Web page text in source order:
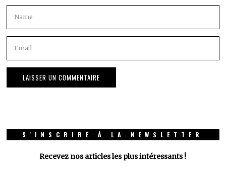
S'INSCRIRE À LA NEWSLETTER
Recevez nos articles les plus intéressants !